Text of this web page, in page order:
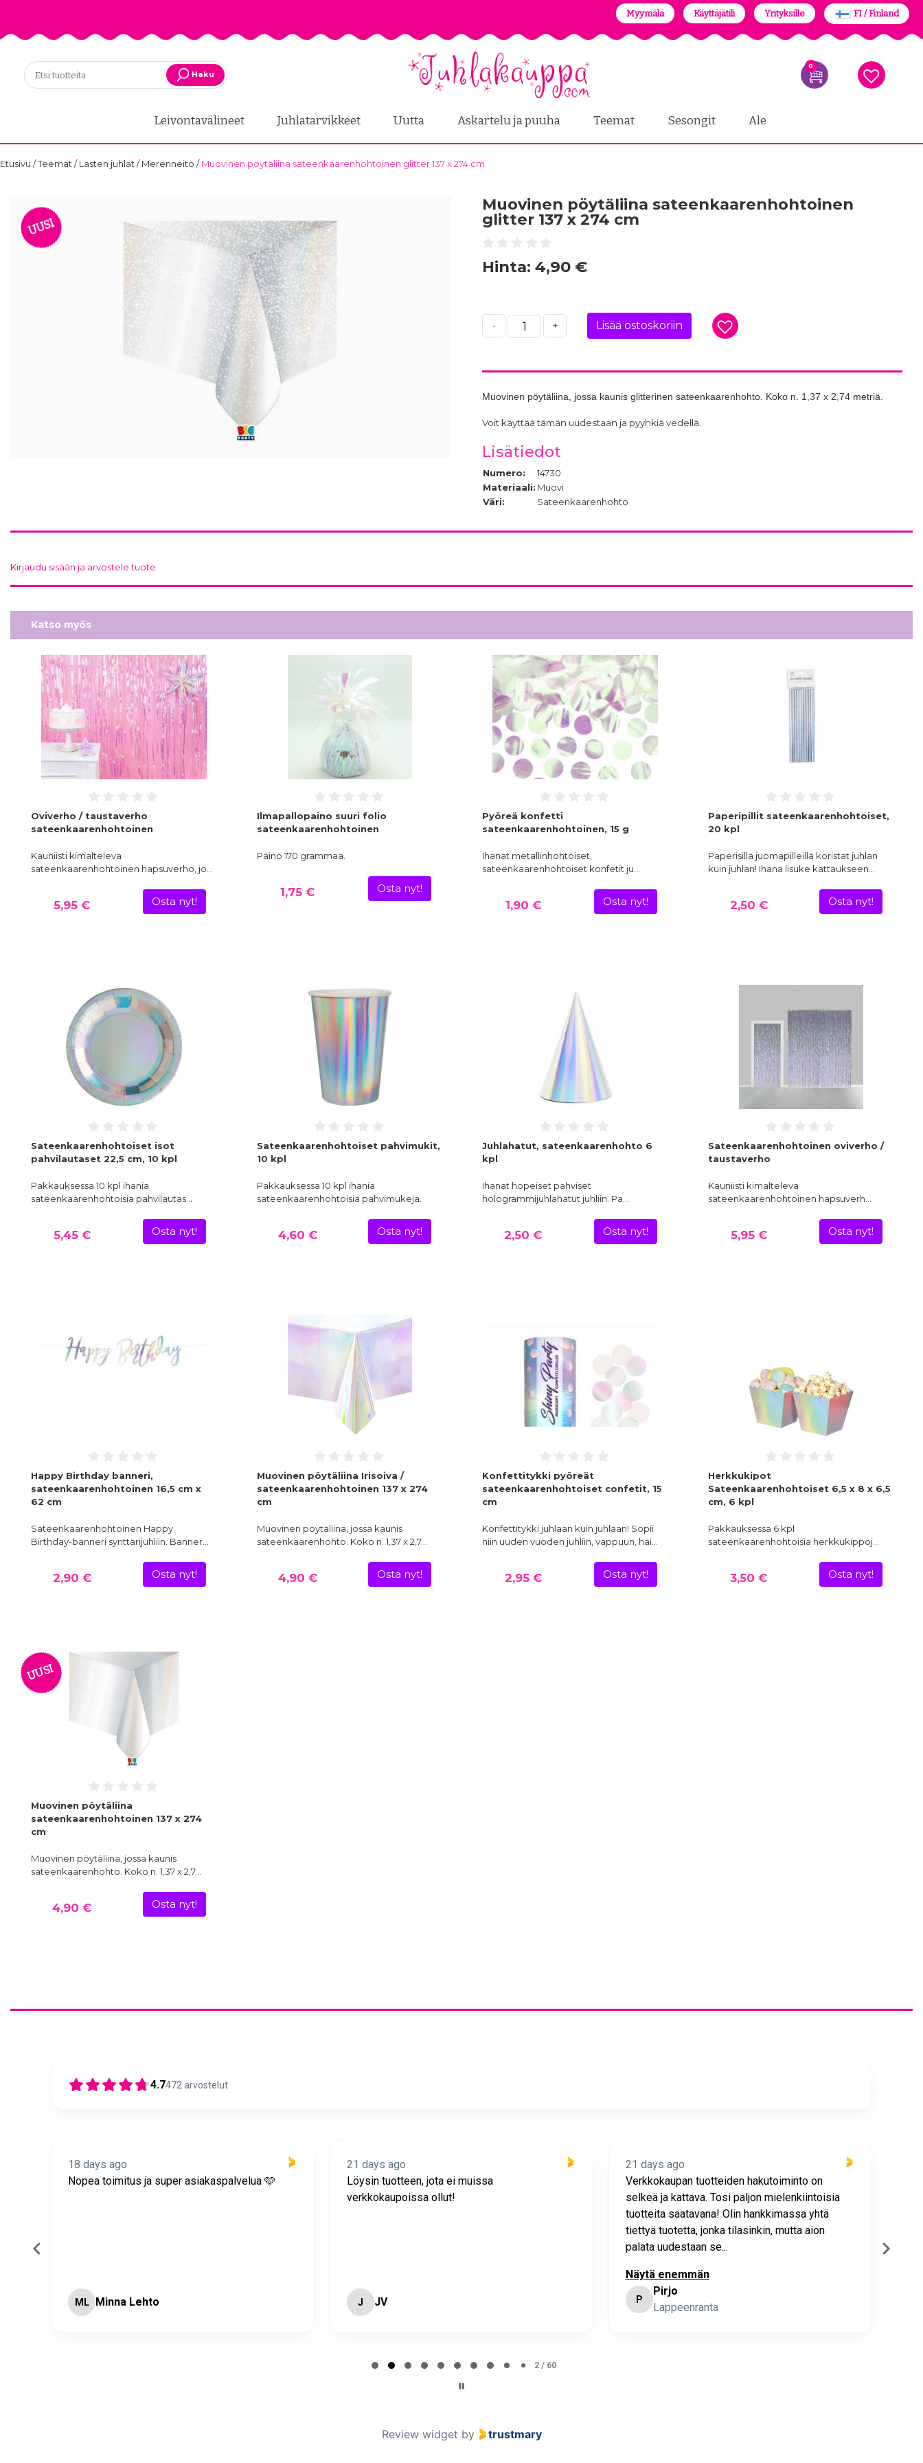
Myymälä Käyttäjätili Yrityksille FI / Finland
Haku
0
Leivontavälineet Juhlatarvikkeet Uutta Askartelu ja puuha Teemat Sesongit Ale
Etusivu /Teemat /Lasten juhlat /Merenneito /Muovinen pöytäliina sateenkaarenhohtoinen glitter 137 x 274 cm
UUSI
Muovinen pöytäliina sateenkaarenhohtoinen
glitter 137 x 274 cm
Hinta: 4,90 €
- + Lisää ostoskoriin
Muovinen pöytäliina, jossa kaunis glitterinen sateenkaarenhohto. Koko n. 1,37 x 2,74 metriä.
Voit käyttää tämän uudestaan ja pyyhkiä vedellä.
Lisätiedot
Numero:
14730
Materiaali: Muovi
Väri:
Sateenkaarenhohto
Kirjaudu sisään ja arvostele tuote.
Katso myös
Oviverho / taustaverho
sateenkaarenhohtoinen
Kauniisti kimalteleva
sateenkaarenhohtoinen hapsuverho, jo…
5,95 € Osta nyt!
Ilmapallopaino suuri folio
sateenkaarenhohtoinen
Paino 170 grammaa.
1,75 € Osta nyt!
Pyöreä konfetti
sateenkaarenhohtoinen, 15 g
Ihanat metallinhohtoiset,
sateenkaarenhohtoiset konfetit ju…
1,90 € Osta nyt!
Paperipillit sateenkaarenhohtoiset,
20 kpl
Paperisilla juomapilleillä koristat juhlan
kuin juhlan! Ihana lisuke kattaukseen…
2,50 € Osta nyt!
Sateenkaarenhohtoiset isot
pahvilautaset 22,5 cm, 10 kpl
Pakkauksessa 10 kpl ihania
sateenkaarenhohtoisia pahvilautas…
5,45 € Osta nyt!
Sateenkaarenhohtoiset pahvimukit,
10 kpl
Pakkauksessa 10 kpl ihania
sateenkaarenhohtoisia pahvimukeja.
4,60 € Osta nyt!
Juhlahatut, sateenkaarenhohto 6
kpl
Ihanat hopeiset pahviset
hologrammijuhlahatut juhliin. Pa…
2,50 € Osta nyt!
Sateenkaarenhohtoinen oviverho /
taustaverho
Kauniisti kimalteleva
sateenkaarenhohtoinen hapsuverh…
5,95 € Osta nyt!
Happy Birthday banneri,
sateenkaarenhohtoinen 16,5 cm x
62 cm
Sateenkaarenhohtoinen Happy
Birthday-banneri synttärijuhliin. Banner…
2,90 € Osta nyt!
Muovinen pöytäliina Irisoiva /
sateenkaarenhohtoinen 137 x 274
cm
Muovinen pöytäliina, jossa kaunis
sateenkaarenhohto. Koko n. 1,37 x 2,7…
4,90 € Osta nyt!
Konfettitykki pyöreät
sateenkaarenhohtoiset confetit, 15
cm
Konfettitykki juhlaan kuin juhlaan! Sopii
niin uuden vuoden juhliin, vappuun, häi…
2,95 € Osta nyt!
Herkkukipot
Sateenkaarenhohtoiset 6,5 x 8 x 6,5
cm, 6 kpl
Pakkauksessa 6 kpl
sateenkaarenhohtoisia herkkukippoj…
3,50 € Osta nyt!
UUSI
Muovinen pöytäliina
sateenkaarenhohtoinen 137 x 274
cm
Muovinen pöytäliina, jossa kaunis
sateenkaarenhohto. Koko n. 1,37 x 2,7…
4,90 € Osta nyt!
4.7472 arvostelut
18 days ago
Nopea toimitus ja super asiakaspalvelua 🩷
ML Minna Lehto
21 days ago
Löysin tuotteen, jota ei muissa
verkkokaupoissa ollut!
J JV
21 days ago
Verkkokaupan tuotteiden hakutoiminto on
selkeä ja kattava. Tosi paljon mielenkiintoisia
tuotteita saatavana! Olin hankkimassa yhtä
tiettyä tuotetta, jonka tilasinkin, mutta aion
palata uudestaan se...
Näytä enemmän
P
Pirjo
Lappeenranta
2 / 60
Review widget by trustmary